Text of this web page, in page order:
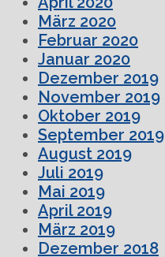
März 2020
Februar 2020
Januar 2020
Dezember 2019
November 2019
Oktober 2019
September 2019
August 2019
Juli 2019
Mai 2019
April 2019
März 2019
Dezember 2018